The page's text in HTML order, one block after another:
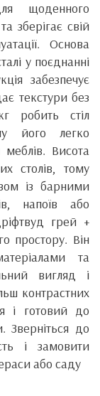
щоденного
зберігає свій
Основа
у поєднанні
забезпечує
текстури без
робить стіл
його легко
меблів. Висота
столів, тому
із барними
напоїв або
грей +
простору. Він
та
вигляд і
контрастних
і готовий до
Зверніться до
і замовити
або саду